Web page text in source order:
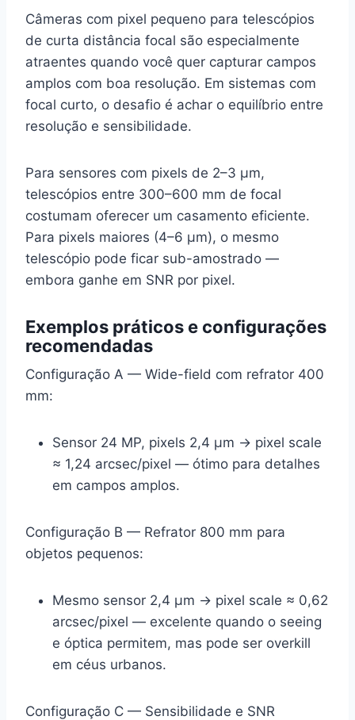
Câmeras com pixel pequeno para telescópios
de curta distância focal são especialmente
atraentes quando você quer capturar campos
amplos com boa resolução. Em sistemas com
focal curto, o desafio é achar o equilíbrio entre
resolução e sensibilidade.
Para sensores com pixels de 2–3 µm,
telescópios entre 300–600 mm de focal
costumam oferecer um casamento eficiente.
Para pixels maiores (4–6 µm), o mesmo
telescópio pode ficar sub-amostrado —
embora ganhe em SNR por pixel.
Exemplos práticos e configurações
recomendadas
Configuração A — Wide-field com refrator 400
mm:
Sensor 24 MP, pixels 2,4 µm → pixel scale
≈ 1,24 arcsec/pixel — ótimo para detalhes
em campos amplos.
Configuração B — Refrator 800 mm para
objetos pequenos:
Mesmo sensor 2,4 µm → pixel scale ≈ 0,62
arcsec/pixel — excelente quando o seeing
e óptica permitem, mas pode ser overkill
em céus urbanos.
Configuração C — Sensibilidade e SNR